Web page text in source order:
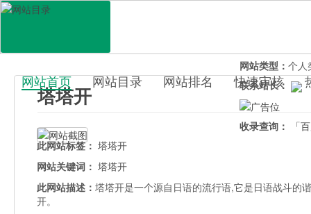
百科目录
网站首页 网站目录 网站排名 快速审核
塔塔开
网站类型： 个人
联系站长：
收录查询：
「
此网站标签： 塔塔开
网站关键词： 塔塔开
此网站描述：塔塔开是一个源自日语的流行语,它是日语战斗的
开。